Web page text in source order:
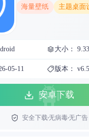
海量壁纸
主题桌面
大小：
05-11 版本：
安卓下载
安全下载无病毒无广告